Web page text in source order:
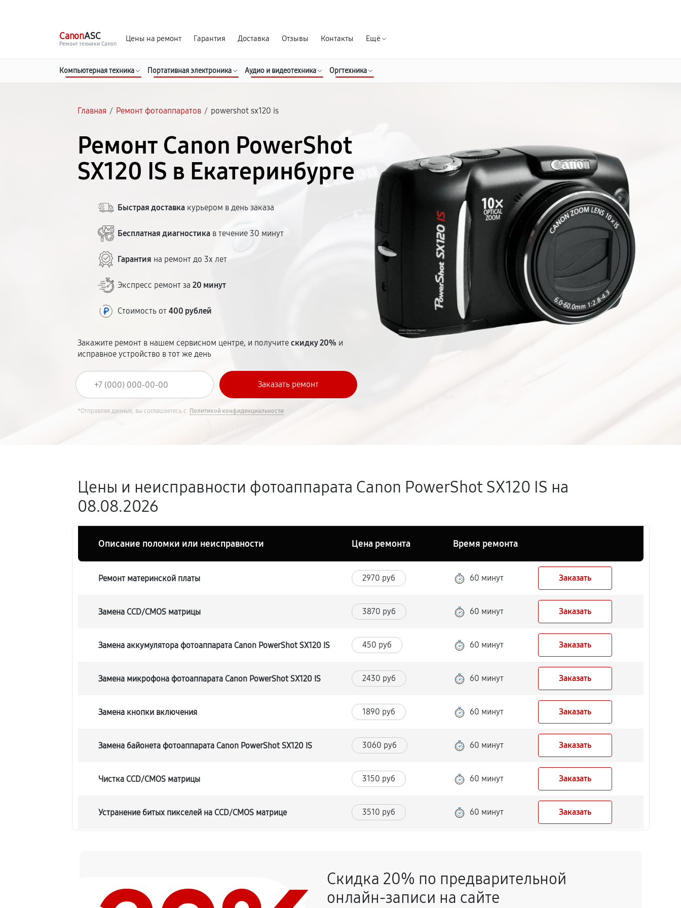
CanonASC
Ремонт техники Canon
Цены на ремонт Гарантия Доставка Отзывы Контакты Ещё
Компьютерная техника Портативная электроника Аудио и видеотехника Оргтехника
Главная / Ремонт фотоаппаратов / powershot sx120 is
Ремонт Canon PowerShot
SX120 IS в Екатеринбурге
Быстрая доставка курьером в день заказа
Бесплатная диагностика в течение 30 минут
Гарантия на ремонт до 3х лет
Экспресс ремонт за20 минут
Стоимость от400 рублей
Закажите ремонт в нашем сервисном центре, и получитескидку 20% и
исправное устройство в тот же день
*Отправляя данные, вы соглашаетесь с Политикой конфиденциальности
Цены и неисправности фотоаппарата Canon PowerShot SX120 IS на
08.08.2026
Описание поломки или неисправности Цена ремонта Время ремонта
Ремонт материнской платы 2970 руб 60 минут Заказать
Замена CCD/CMOS матрицы 3870 руб 60 минут Заказать
Замена аккумулятора фотоаппарата Canon PowerShot SX120 IS 450 руб 60 минут Заказать
Замена микрофона фотоаппарата Canon PowerShot SX120 IS 2430 руб 60 минут Заказать
Замена кнопки включения 1890 руб 60 минут Заказать
Замена байонета фотоаппарата Canon PowerShot SX120 IS 3060 руб 60 минут Заказать
Чистка CCD/CMOS матрицы 3150 руб 60 минут Заказать
Устранение битых пикселей на CCD/CMOS матрице 3510 руб 60 минут Заказать
2970 руб 60 минут Заказать
Скидка 20% по предварительной
онлайн-записи на сайте